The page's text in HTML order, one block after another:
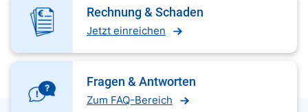
Rechnung & Schaden
Jetzt einreichen
Fragen & Antworten
Zum FAQ-Bereich